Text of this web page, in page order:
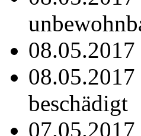
beschädigt